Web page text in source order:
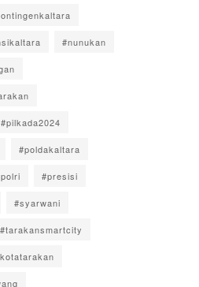
#nunukan
#pilkada2024
#poldakaltara
#presisi
#syarwani
#tarakansmartcity